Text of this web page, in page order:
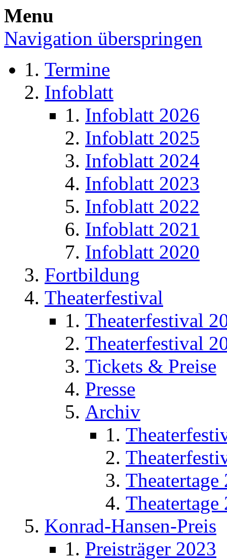
Menu
Navigation überspringen
Termine
Infoblatt
Infoblatt 2026
Infoblatt 2025
Infoblatt 2024
Infoblatt 2023
Infoblatt 2022
Infoblatt 2021
Infoblatt 2020
Fortbildung
Theaterfestival
Theaterfestival
Theaterfestival
Tickets & Preise
Presse
Archiv
Theatertage
Theatertage
Konrad-Hansen-Preis
Preisträger 2023